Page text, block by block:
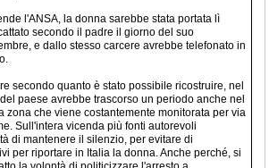
l'ANSA, la donna sarebbe stata portata lì
secondo il padre il giorno del suo
e dallo stesso carcere avrebbe telefonato in
secondo quanto è stato possibile ricostruire, nel
paese avrebbe trascorso un periodo anche nel
zona che viene costantemente monitorata per via
Sull'intera vicenda più fonti autorevoli
di mantenere il silenzio, per evitare di
per riportare in Italia la donna. Anche perché, si